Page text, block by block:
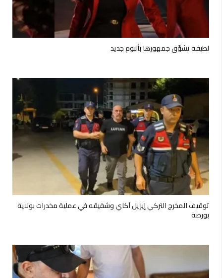
لطيفة تشوّق جمهورها بألبوم جديد
توقيف المخرج التركي إيزيل آكاي وشقيقه في عملية مخدرات بولاية
بورصة